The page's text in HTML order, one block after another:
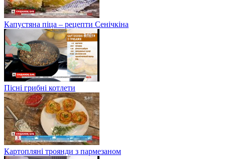
Капустяна піца – рецепти Сенічкіна
Пісні грибні котлети
Картопляні троянди з пармезаном